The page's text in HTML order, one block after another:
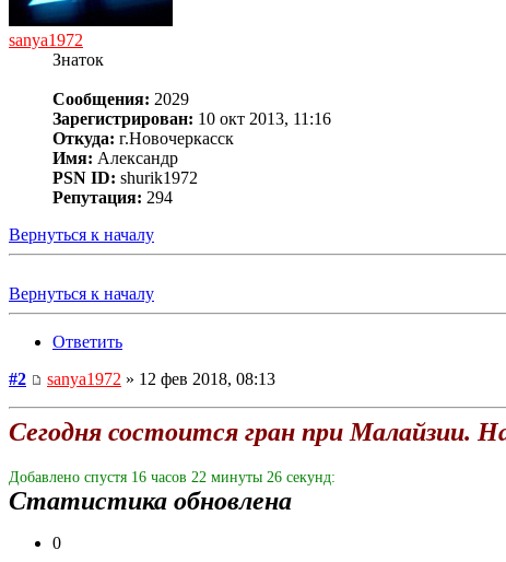
sanya1972
Знаток
Сообщения: 2029
Зарегистрирован: 10 окт 2013, 11:16
Откуда: г.Новочеркасск
Имя: Александр
PSN ID: shurik1972
Репутация: 294
Вернуться к началу
Вернуться к началу
Ответить
#2
sanya1972 » 12 фев 2018, 08:13
Сегодня состоится гран при Малайзии.
Добавлено спустя 16 часов 22 минуты 26 секунд:
Статистика обновлена
0